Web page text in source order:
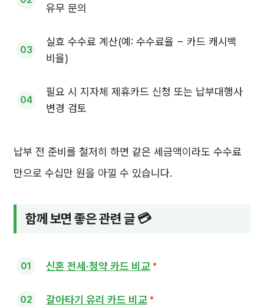
유무 문의
실효 수수료 계산(예: 수수료율 − 카드 캐시백
비율)
필요 시 지자체 제휴카드 신청 또는 납부대행사
변경 검토
납부 전 준비를 철저히 하면 같은 세금액이라도 수수료
만으로 수십만 원을 아낄 수 있습니다.
함께 보면 좋은 관련 글 💳
신혼 전세·청약 카드 비교
갈아타기 유리 카드 비교